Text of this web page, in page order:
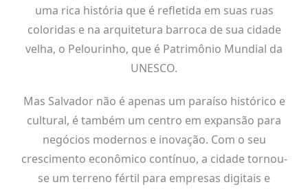
uma rica história que é refletida em suas ruas
coloridas e na arquitetura barroca de sua cidade
velha, o Pelourinho, que é Patrimônio Mundial da
UNESCO.
Mas Salvador não é apenas um paraíso histórico e
cultural, é também um centro em expansão para
negócios modernos e inovação. Com o seu
crescimento econômico contínuo, a cidade tornou-
se um terreno fértil para empresas digitais e